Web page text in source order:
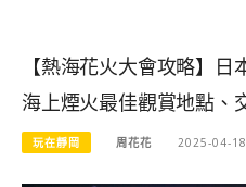
【熱海花火大會攻略】
海上煙火最佳觀賞地點、
玩在靜岡 周花花 2025-04-18